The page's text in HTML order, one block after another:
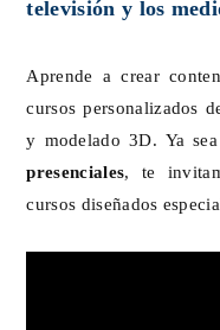
televisión y los
Aprende a crear
cursos personalizados
y modelado 3D. Ya
presenciales, te
cursos diseñados